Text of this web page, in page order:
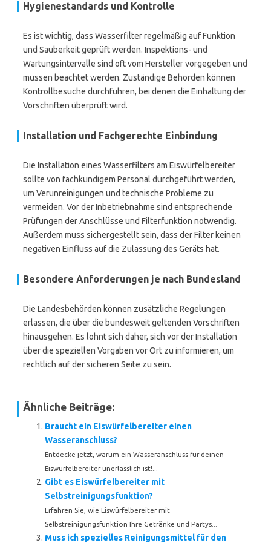
Hygienestandards und Kontrolle
Es ist wichtig, dass Wasserfilter regelmäßig auf Funktion
und Sauberkeit geprüft werden. Inspektions- und
Wartungsintervalle sind oft vom Hersteller vorgegeben und
müssen beachtet werden. Zuständige Behörden können
Kontrollbesuche durchführen, bei denen die Einhaltung der
Vorschriften überprüft wird.
Installation und Fachgerechte Einbindung
Die Installation eines Wasserfilters am Eiswürfelbereiter
sollte von fachkundigem Personal durchgeführt werden,
um Verunreinigungen und technische Probleme zu
vermeiden. Vor der Inbetriebnahme sind entsprechende
Prüfungen der Anschlüsse und Filterfunktion notwendig.
Außerdem muss sichergestellt sein, dass der Filter keinen
negativen Einfluss auf die Zulassung des Geräts hat.
Besondere Anforderungen je nach Bundesland
Die Landesbehörden können zusätzliche Regelungen
erlassen, die über die bundesweit geltenden Vorschriften
hinausgehen. Es lohnt sich daher, sich vor der Installation
über die speziellen Vorgaben vor Ort zu informieren, um
rechtlich auf der sicheren Seite zu sein.
Ähnliche Beiträge:
Braucht ein Eiswürfelbereiter einen
Wasseranschluss?
Entdecke jetzt, warum ein Wasseranschluss für deinen
Eiswürfelbereiter unerlässlich ist!...
Gibt es Eiswürfelbereiter mit
Selbstreinigungsfunktion?
Erfahren Sie, wie Eiswürfelbereiter mit
Selbstreinigungsfunktion Ihre Getränke und Partys...
Muss ich spezielles Reinigungsmittel für den